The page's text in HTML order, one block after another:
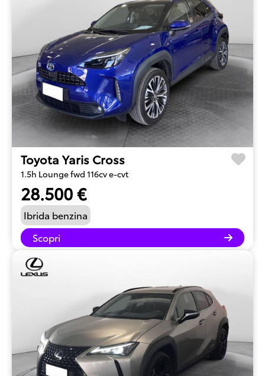
Toyota Yaris Cross
1.5h Lounge fwd 116cv e-cvt
28.500 €
Ibrida benzina
Scopri